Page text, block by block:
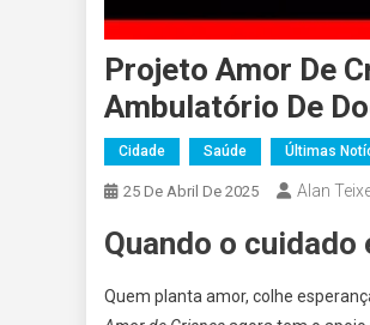
Projeto Amor De
Ambulatório De
Cidade Saúde Últimas
25 De Abril De 2025 Alan
Quando o
Quem planta amor, colhe